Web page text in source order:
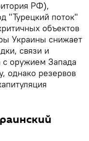
РФ),
"Турецкий поток"
объектов
Украины снижает
связи и
оружием Запада
однако резервов